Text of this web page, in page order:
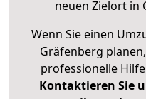
neuen Zielort in
Wenn Sie einen
Gräfenberg
professionelle
Kontaktieren Sie